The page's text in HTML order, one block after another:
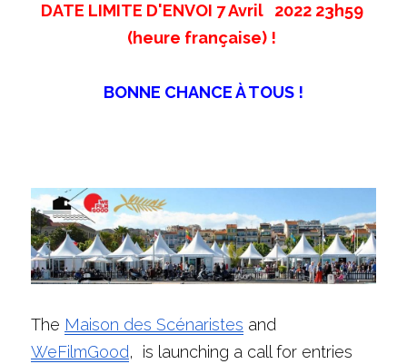
DATE LIMITE D'ENVOI 7 Avril   2022 23h59
(heure française) !
BONNE CHANCE À TOUS !
The Maison des Scénaristes
WeFilmGood,  is launching a call for entries